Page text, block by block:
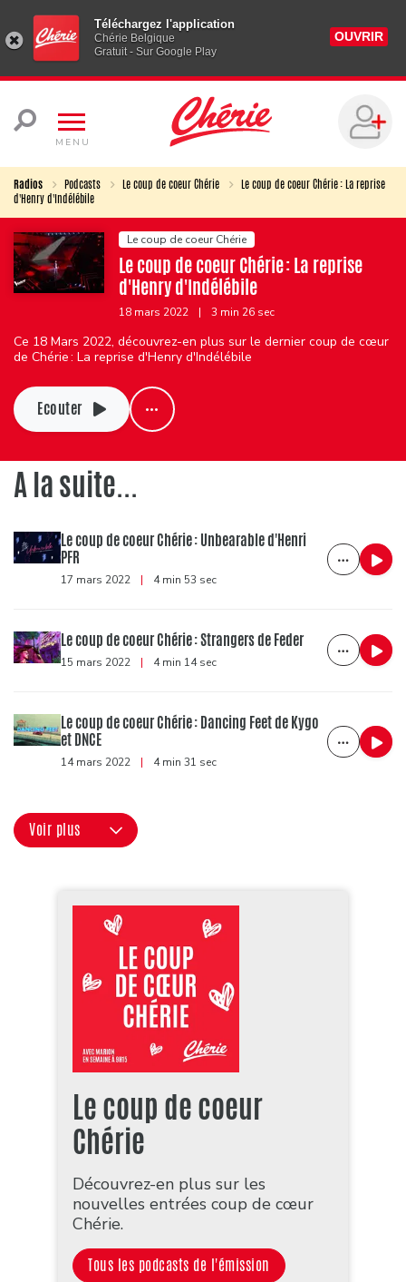
Téléchargez l'application
Chérie Belgique
Gratuit - Sur Google Play
OUVRIR
MENU
Radios Podcasts Le coup de coeur Chérie
Le coup de coeur Chérie : La reprise
d'Henry d'Indélébile
Le coup de coeur Chérie
Le coup de coeur Chérie : La reprise
d'Henry d'Indélébile
18 mars 2022 | 3 min 26 sec
Ce 18 Mars 2022, découvrez-en plus sur le dernier coup de cœur
de Chérie : La reprise d'Henry d'Indélébile
Ecouter
A la suite...
Le coup de coeur Chérie : Unbearable d'Henri
PFR
17 mars 2022 | 4 min 53 sec
Le coup de coeur Chérie : Strangers de Feder
15 mars 2022 | 4 min 14 sec
Le coup de coeur Chérie : Dancing Feet de Kygo
et DNCE
14 mars 2022 | 4 min 31 sec
Voir plus
Le coup de coeur
Chérie
Découvrez-en plus sur les
nouvelles entrées coup de cœur
Chérie.
Tous les podcasts de l'émission